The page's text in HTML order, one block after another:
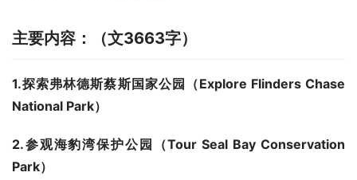
主要内容：（文3663字）
1.探索弗林德斯蔡斯国家公园（Explore Flinders Chase
National Park）
2.参观海豹湾保护公园（Tour Seal Bay Conservation
Park）